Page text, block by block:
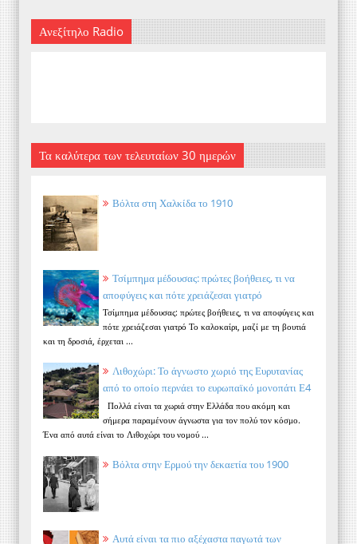
Ανεξίτηλο Radio
Τα καλύτερα των τελευταίων 30 ημερών
Βόλτα στη Χαλκίδα το 1910
Τσίμπημα μέδουσας: πρώτες βοήθειες, τι να
αποφύγεις και πότε χρειάζεσαι γιατρό
Τσίμπημα μέδουσας: πρώτες βοήθειες, τι να αποφύγεις και
πότε χρειάζεσαι γιατρό Το καλοκαίρι, μαζί με τη βουτιά
και τη δροσιά, έρχεται ...
Λιθοχώρι: Το άγνωστο χωριό της Ευρυτανίας
από το οποίο περνάει το ευρωπαϊκό μονοπάτι Ε4
Πολλά είναι τα χωριά στην Ελλάδα που ακόμη και
σήμερα παραμένουν άγνωστα για τον πολύ τον κόσμο.
Ένα από αυτά είναι το Λιθοχώρι του νομού ...
Βόλτα στην Ερμού την δεκαετία του 1900
Αυτά είναι τα πιο αξέχαστα παγωτά των